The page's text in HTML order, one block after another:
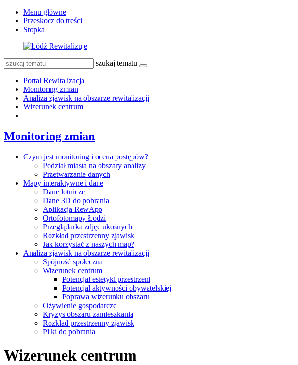
Menu główne
Przeskocz do treści
Stopka
szukaj tematu
Portal Rewitalizacja
Monitoring zmian
Analiza zjawisk na obszarze rewitalizacji
Wizerunek centrum
Monitoring zmian
Czym jest monitoring i ocena postępów?
Podział miasta na obszary analizy
Przetwarzanie danych
Mapy interaktywne i dane
Dane lotnicze
Dane 3D do pobrania
Aplikacja RewApp
Ortofotomapy Łodzi
Przeglądarka zdjęć ukośnych
Rozkład przestrzenny zjawisk
Jak korzystać z naszych map?
Analiza zjawisk na obszarze rewitalizacji
Spójność społeczna
Wizerunek centrum
Potencjał estetyki przestrzeni
Potencjał aktywności obywatelskiej
Poprawa wizerunku obszaru
Ożywienie gospodarcze
Kryzys obszaru zamieszkania
Rozkład przestrzenny zjawisk
Pliki do pobrania
Wizerunek centrum